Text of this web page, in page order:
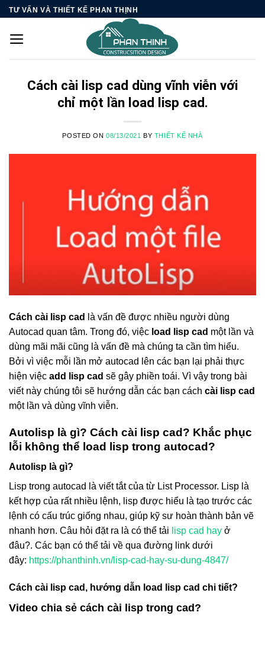
Skip
content
TƯ VẤN VÀ THIẾT KẾ PHAN THỊNH
Cách cài lisp cad dùng vĩnh viễn với
chỉ một lần load lisp cad.
POSTED ON 08/13/2021 BY THIẾT KẾ NHÀ
Cách cài lisp cad
là vấn đề được nhiều người dùng
Autocad quan tâm. Trong đó, việc load lisp cad một lần và
dùng mãi mãi cũng là vấn đề mà chúng ta cần tìm hiểu.
Bởi vì việc mỗi lần mở autocad lên các bạn lại phải thực
hiện việc add lisp cad sẽ gây phiền toái. Vì vậy trong bài
viết này chúng tôi sẽ hướng dẫn các bạn cách cài lisp cad
một lần và dùng vĩnh viễn.
Autolisp là gì? Cách cài lisp cad? Khắc phục
lỗi không thể load lisp trong autocad?
Autolisp là gì?
Lisp trong autocad là viết tắt của từ List Processor. Lisp là
kết hợp của rất nhiều lệnh, lisp được hiểu là tạo trước các
lệnh có cấu trúc giống nhau, giúp kỹ sư hoàn thành bản vẽ
nhanh hơn. Câu hỏi đặt ra là có thể tải lisp cad hay ở
đâu?. Các bạn có thể tải về qua đường link dưới
đây: https://phanthinh.vn/lisp-cad-hay-su-dung-4847/
Cách cài lisp cad, hướng dẫn load lisp cad chi tiết?
Video chia sẻ cách cài lisp trong cad?